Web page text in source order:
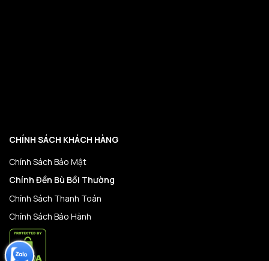
CHÍNH SÁCH KHÁCH HÀNG
Chính Sách Bảo Mật
Chính Đền Bù Bồi Thường
Chính Sách Thanh Toán
Chính Sách Bảo Hành